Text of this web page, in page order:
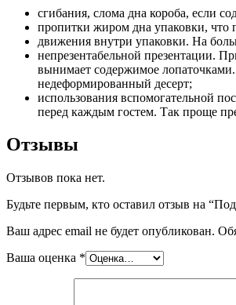
сгибания, слома дна короба, если
пропитки жиром дна упаковки, что
движения внутри упаковки. На
непрезентабельной презентации.
вынимает содержимое лопаточками.
недеформированный десерт;
использования вспомогательной
перед каждым гостем. Так проще
Отзывы
Отзывов пока нет.
Будьте первым, кто оставил отзыв на
Ваш адрес email не будет опубликован.
Ваша оценка *